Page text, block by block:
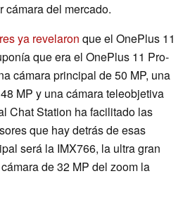
cámara del mercado.
ya revelaron que el OnePlus 11
que era el OnePlus 11 Pro-
cámara principal de 50 MP, una
MP y una cámara teleobjetiva
Chat Station ha facilitado las
que hay detrás de esas
será la IMX766, la ultra gran
de 32 MP del zoom la